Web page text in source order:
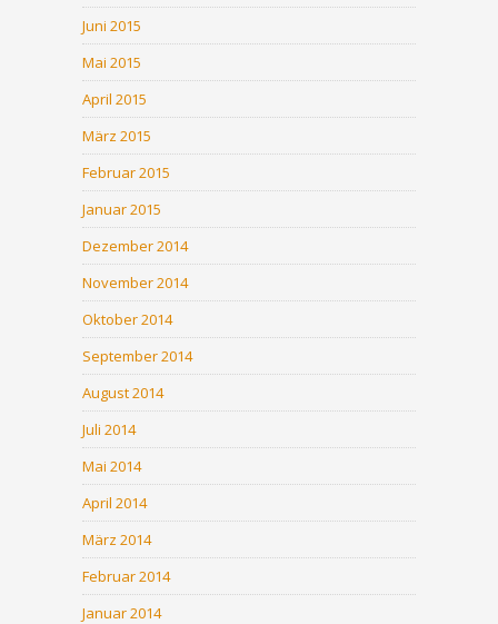
Juni 2015
Mai 2015
April 2015
März 2015
Februar 2015
Januar 2015
Dezember 2014
November 2014
Oktober 2014
September 2014
August 2014
Juli 2014
Mai 2014
April 2014
März 2014
Februar 2014
Januar 2014